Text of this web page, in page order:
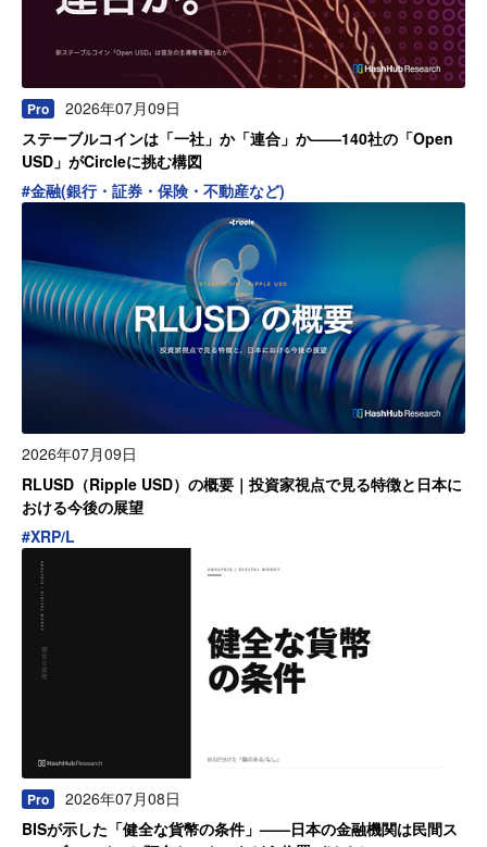
Pro
2026年07月09日
ステーブルコインは「一社」か「連合」か——140社の「Open
USD」がCircleに挑む構図
#金融(銀行・証券・保険・不動産など)
2026年07月09日
RLUSD（Ripple USD）の概要｜投資家視点で見る特徴と日本に
おける今後の展望
#XRP/L
Pro
2026年07月08日
BISが示した「健全な貨幣の条件」——日本の金融機関は民間ス